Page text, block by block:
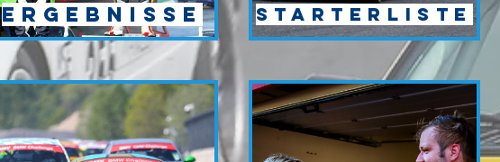
Ergebnisse Starterliste